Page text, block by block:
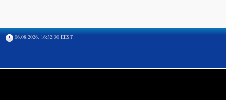
06.08.2026, 16:32:30 EEST